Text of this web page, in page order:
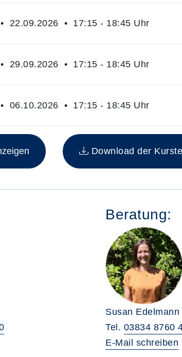
Termine zum diesen Kurs
22.09.2026 • 17:15 - 18:45 Uhr
29.09.2026 • 17:15 - 18:45 Uhr
06.10.2026 • 17:15 - 18:45 Uhr
Download der
Beratung:
Susan Edelmann
Tel. 03834 8760
E-Mail schreiben